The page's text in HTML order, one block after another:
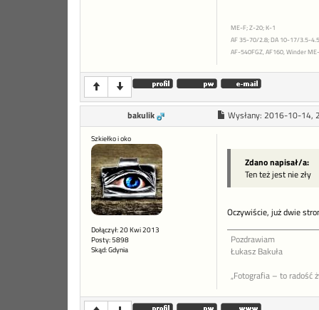
ME-F; Z-20; K-1
AF 35-70/2.8; DA 10-17/3.5-
AF-540FGZ, AF160, Winder
bakulik Wysłany: 2016-10-14,
Szkiełko i oko
Dołączył: 20 Kwi 2013
Posty: 5898
Skąd: Gdynia
Zdano napisał/a:
Ten też jest nie zły
Oczywiście, już dwie
Pozdrawiam
Łukasz Bakuła
„Fotografia – to radość